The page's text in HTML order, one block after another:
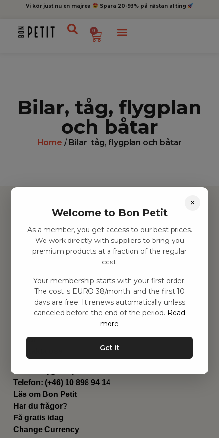
Vi kör just nu en majrea Spara 20-93% på nästan allting
0
Bilar, tåg, flygplan
och båtar
Home / Bilar, tåg, flygplan och båtar
Hitta inspiration
Leksaker
Barnrummet
Contact
Genvägar
Om oss
Leverans
Villkår
Kontakta oss
Telefon: (+46) 10 898 94 14
Läs om Bon Petit
Har du frågor?
Få gratis idag
Change Currency
×
Welcome to Bon Petit
As a member, you get access to our best prices.
We work directly with suppliers to bring you
premium products at a fraction of the regular
cost.
Your membership starts with your first order.
The cost is EURO 38/month, and the first 10
days are free. It renews automatically unless
canceled before the end of the period. Read
more
Got it